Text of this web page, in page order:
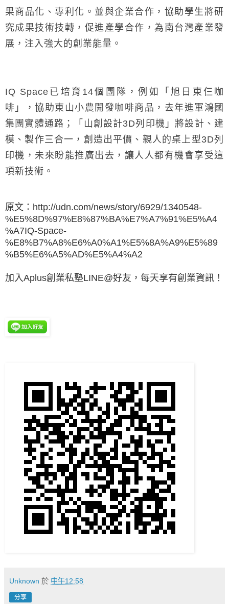
果商品化、專利化。並與企業合作，協助學生將研
究成果技術技轉，促進產學合作，為南台灣產業發
展，注入強大的創業能量。
IQ Space已培育14個團隊，例如「旭日東仨咖
啡」，協助東山小農開發咖啡商品，去年進軍鴻國
集團實體通路；「山創設計3D列印機」將設計、建
模、製作三合一，創造出平價、親人的桌上型3D列
印機，未來盼能推廣出去，讓人人都有機會享受這
項新技術。
原文：http://udn.com/news/story/6929/1340548-
%E5%8D%97%E8%87%BA%E7%A7%91%E5%A4
%A7IQ-Space-
%E8%B7%A8%E6%A0%A1%E5%8A%A9%E5%89
%B5%E6%A5%AD%E5%A4%A2
加入Aplus創業私塾LINE@好友，每天享有創業資訊！
Unknown 於 中午12:58
分享